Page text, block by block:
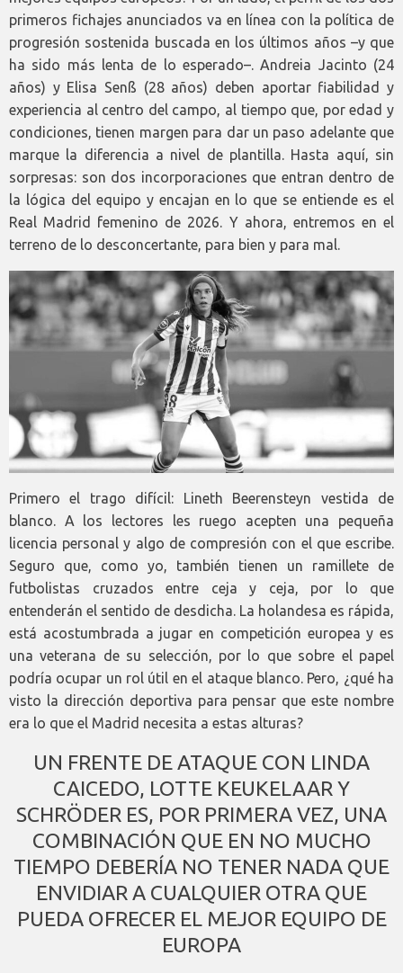
primeros fichajes anunciados va en línea con la política de
progresión sostenida buscada en los últimos años –y que
ha sido más lenta de lo esperado–. Andreia Jacinto (24
años) y Elisa Senß (28 años) deben aportar fiabilidad y
experiencia al centro del campo, al tiempo que, por edad y
condiciones, tienen margen para dar un paso adelante que
marque la diferencia a nivel de plantilla. Hasta aquí, sin
sorpresas: son dos incorporaciones que entran dentro de
la lógica del equipo y encajan en lo que se entiende es el
Real Madrid femenino de 2026. Y ahora, entremos en el
terreno de lo desconcertante, para bien y para mal.
Primero el trago difícil: Lineth Beerensteyn vestida de
blanco. A los lectores les ruego acepten una pequeña
licencia personal y algo de compresión con el que escribe.
Seguro que, como yo, también tienen un ramillete de
futbolistas cruzados entre ceja y ceja, por lo que
entenderán el sentido de desdicha. La holandesa es rápida,
está acostumbrada a jugar en competición europea y es
una veterana de su selección, por lo que sobre el papel
podría ocupar un rol útil en el ataque blanco. Pero, ¿qué ha
visto la dirección deportiva para pensar que este nombre
era lo que el Madrid necesita a estas alturas?
UN FRENTE DE ATAQUE CON LINDA
CAICEDO, LOTTE KEUKELAAR Y
SCHRÖDER ES, POR PRIMERA VEZ, UNA
COMBINACIÓN QUE EN NO MUCHO
TIEMPO DEBERÍA NO TENER NADA QUE
ENVIDIAR A CUALQUIER OTRA QUE
PUEDA OFRECER EL MEJOR EQUIPO DE
EUROPA